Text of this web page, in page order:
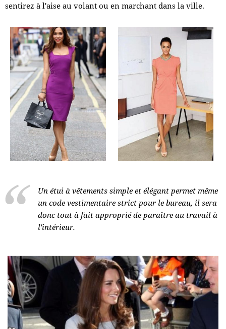
sentirez à l'aise au volant ou en marchant dans la ville.
Un étui à vêtements simple et élégant permet même
un code vestimentaire strict pour le bureau, il sera
donc tout à fait approprié de paraître au travail à
l'intérieur.